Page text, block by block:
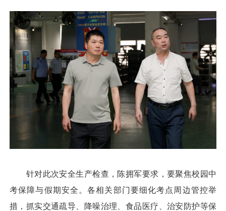
针对此次安全生产检查，陈拥军要求，要聚焦校园中
考保障与假期安全。各相关部门要细化考点周边管控举
措，抓实交通疏导、降噪治理、食品医疗、治安防护等保